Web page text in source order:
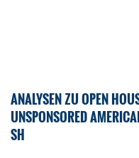
ANALYSEN ZU OPEN
UNSPONSORED
SH